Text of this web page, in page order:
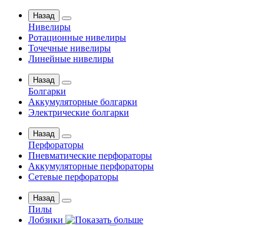
Назад
Нивелиры
Ротационные нивелиры
Точечные нивелиры
Линейные нивелиры
Назад
Болгарки
Аккумуляторные болгарки
Электрические болгарки
Назад
Перфораторы
Пневматические перфораторы
Аккумуляторные перфораторы
Сетевые перфораторы
Назад
Пилы
Лобзики